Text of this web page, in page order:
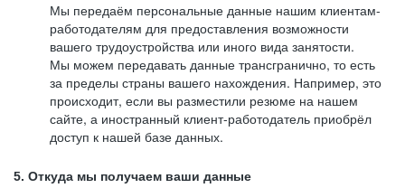
Мы передаём персональные данные нашим клиентам-
работодателям для предоставления возможности
вашего трудоустройства или иного вида занятости.
Мы можем передавать данные трансгранично, то есть
за пределы страны вашего нахождения. Например, это
происходит, если вы разместили резюме на нашем
сайте, а иностранный клиент-работодатель приобрёл
доступ к нашей базе данных.
5. Откуда мы получаем ваши данные